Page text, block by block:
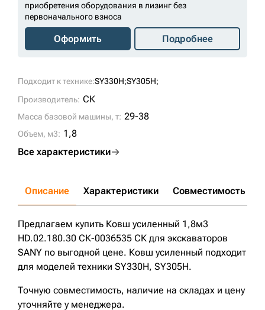
Подходит к технике:SY330H;SY305H;
Производитель: СК
Масса базовой машины, т: 29-38
Объем, м3: 1,8
Все характеристики
приобретения оборудования в лизинг без
первоначального взноса
Оформить Подробнее
Описание Характеристики Совместимость
Предлагаем купить Ковш усиленный 1,8м3
HD.02.180.30 СК-0036535 СК для экскаваторов
SANY по выгодной цене. Ковш усиленный подходит
для моделей техники SY330H, SY305H.
Точную совместимость, наличие на складах и цену
уточняйте у менеджера.